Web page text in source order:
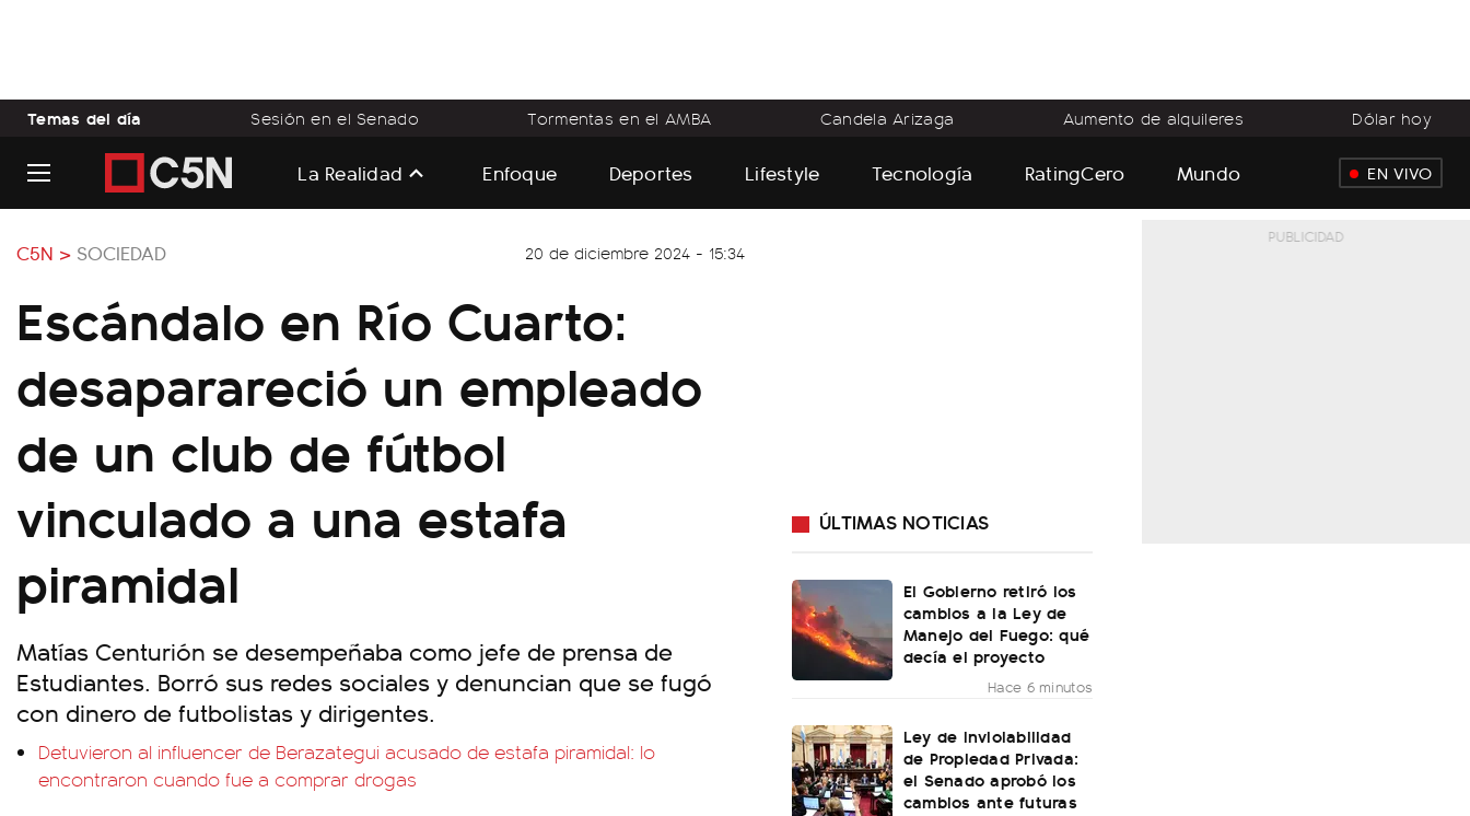
Temas del día Sesión en el Senado Tormentas en el AMBA Candela Arizaga Aumento de alquileres Dólar hoy
La Realidad Enfoque Deportes Lifestyle Tecnología RatingCero Mundo EN VIVO
C5N > SOCIEDAD 20 de diciembre 2024 - 15:34
Escándalo en Río Cuarto:
desaparareció un empleado
de un club de fútbol
vinculado a una estafa
piramidal
Matías Centurión se desempeñaba como jefe de prensa de
Estudiantes. Borró sus redes sociales y denuncian que se fugó
con dinero de futbolistas y dirigentes.
Detuvieron al influencer de Berazategui acusado de estafa piramidal: lo
encontraron cuando fue a comprar drogas
ÚLTIMAS NOTICIAS
El Gobierno retiró los
cambios a la Ley de
Manejo del Fuego: qué
decía el proyecto
Hace 6 minutos
Ley de Inviolabilidad
de Propiedad Privada:
el Senado aprobó los
cambios ante futuras